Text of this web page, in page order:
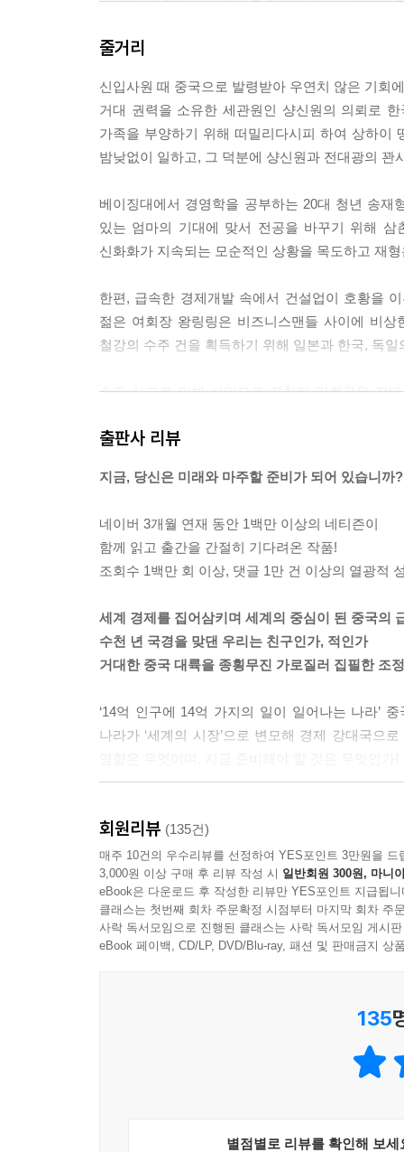
그런데 전대광은 요행히 샹신원과 꽌시가 맺어져
의 수출입 업무를 언제나 수월하게 풀어주었고,
---「내 인생의 주인은 나」 중에서
“1977년 생, 중국 이름 왕링링, 미국 이름 소피
어서 맞춰보라는 듯 이토 히데오는 도요토미 아라
“히야 이것 봐라.” 구미 돋는다는 듯 도요토미 아
이었다.
여지껏 말이 없던 이시하라 시로가 뚱하니 말했다.
“이거야말로 의혹투성이의 문제녀 아닌가. 동 하
진 것은 또 뭐고, 2004년에 중국 진출이면 10년도
---「정글법칙, 약육강식」 중에서
“나도 재형 씨가 그 문제 이상하게 생각하리라
건 정확한 말이 아니고 그분을 신으로 받들어도
듯 누구에겐가 빌고 싶을 때가 있잖아. 그런 때 떠
“왜 마오 주석이지? 예수는 중국과는 좀 거리가
이 많고 많잖아.”
“많지. 많지만 그 대상들은 너무 머나먼 세월 저
“그분이 인간인 것을 뻔히 알면서도?”
송재형이 안타까운 표정을 지었다.
인가. 종이쪽에 그림을 그렸을 뿐인 돈이라는 허
주의―돈을 신으로 모신 이념이다. 그건 솔직담
이 가지려고 총소리 나지 않게 벌이는 전쟁의 최
인가……. 그 물음 앞에서 자꾸만 커지는 것이 회
어다닌 상사원들의 삶이란 결국 하잘것없는 퇴직
0고개 넘기면서부터 얼음 덮인 비탈길에서 미끄
줄거리
신입사원 때 중국으로 발령받아 우연치 않은 기회
거대 권력을 소유한 세관원인 샹신원의 의뢰로
가족을 부양하기 위해 떠밀리다시피 하여 상하이
밤낮없이 일하고, 그 덕분에 샹신원과 전대광의 꽌
베이징대에서 경영학을 공부하는 20대 청년 송
있는 엄마의 기대에 맞서 전공을 바꾸기 위해 삼
신화화가 지속되는 모순적인 상황을 목도하고 재
한편, 급속한 경제개발 속에서 건설업이 호황을
젊은 여회장 왕링링은 비즈니스맨들 사이에 비
철강의 수주 건을 획득하기 위해 일본과 한국, 독
수주 사고로 인해 시안으로 좌천된 김현곤은 전
인건비를 이용해 유럽시장에 명품 액세서리와 장
출판사 리뷰
지금, 당신은 미래와 마주할 준비가 되어 있습니까?
네이버 3개월 연재 동안 1백만 이상의 네티즌이
함께 읽고 출간을 간절히 기다려온 작품!
조회수 1백만 회 이상, 댓글 1만 건 이상의 열광적
세계 경제를 집어삼키며 세계의 중심이 된 중국의
수천 년 국경을 맞댄 우리는 친구인가, 적인가
거대한 중국 대륙을 종횡무진 가로질러 집필한 조
‘14억 인구에 14억 가지의 일이 일어나는 나라’
나라가 ‘세계의 시장’으로 변모해 경제 강대국으
작가가 신작 장편소설 『정글만리』와 함께 다시
작가적 고민이 중국을 비롯한 세계 경제에 대한
구성되어 총 3,615매의 전 3권으로 완결되었다.
건재한 모습을 보고 중국을 무대로 소설을 써봐야
작가는 세계 경제의 중심이 되어 G2로 발돋움
이와 더불어 급속한 개발이 빚어낸 공해 문제,
거대 비즈니스를 둘러싸고 경쟁하는 한국 대 일
중국 전역을 답사하며 기본 구성을 다지고 본격
회원리뷰 (135건)
매주 10건의 우수리뷰를 선정하여 YES포인트 3만원을 드
3,000원 이상 구매 후 리뷰 작성 시 일반회원 300원, 마니
eBook은 다운로드 후 작성한 리뷰만 YES포인트 지급됩니
클래스는 첫번째 회차 주문확정 시점부터 마지막 회차 주
사락 독서모임으로 진행된 클래스는 사락 독서모임 게시
eBook 페이백, CD/LP, DVD/Blu-ray, 패션 및 판매금지 상
135
별점별로 리뷰를 확인해 보세